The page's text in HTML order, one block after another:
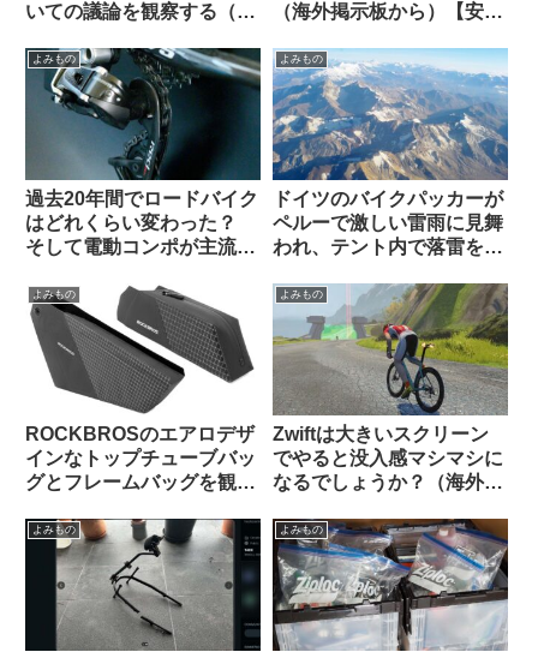
いての議論を観察する（海
（海外掲示板から）【安
泣かない価格】
よみもの
過去20年間でロードバイク
はどれくらい変わった？
そして電動コンポが主流に
外掲示板でのオピニオン観
察）
よみもの
ドイツのバイクパッカーが
ペルーで激しい雷雨に見舞
われ、テント内で落雷を受
から）
よみもの
ROCKBROSのエアロデザ
インなトップチューブバッ
グとフレームバッグを観察
よみもの
Zwiftは大きいスクリーン
でやると没入感マシマシに
なるでしょうか？（海外掲
よみもの よみもの